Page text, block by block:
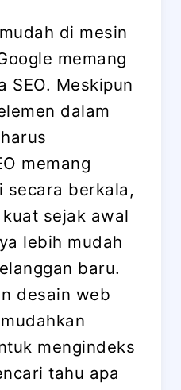
di mesin
memang
SEO. Meskipun
dalam
memang
secara berkala,
sejak awal
lebih mudah
baru.
desain web
mengindeks
tahu apa